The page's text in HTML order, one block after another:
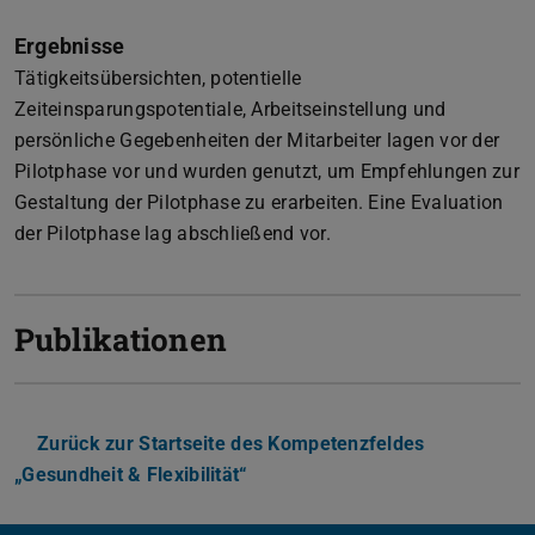
Ergebnisse
Tätigkeitsübersichten, potentielle
Zeiteinsparungspotentiale, Arbeitseinstellung und
persönliche Gegebenheiten der Mitarbeiter lagen vor der
Pilotphase vor und wurden genutzt, um Empfehlungen zur
Gestaltung der Pilotphase zu erarbeiten. Eine Evaluation
der Pilotphase lag abschließend vor.
Publikationen
Zurück zur Startseite des Kompetenzfeldes
„Gesundheit & Flexibilität“